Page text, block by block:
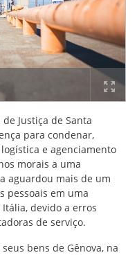
Justiça de Santa
para condenar,
e agenciamento
morais a uma
aguardou mais de um
pessoais em uma
devido a erros
de serviço.
bens de Gênova, na